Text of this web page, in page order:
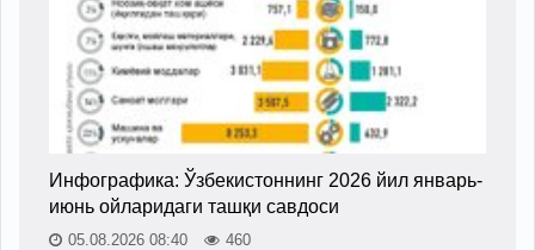
Инфографика: Ўзбекистоннинг 2026 йил январь-
июнь ойларидаги ташқи савдоси
05.08.2026 08:40 460